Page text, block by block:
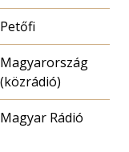
Petőfi
Magyarország
(közrádió)
Magyar Rádió